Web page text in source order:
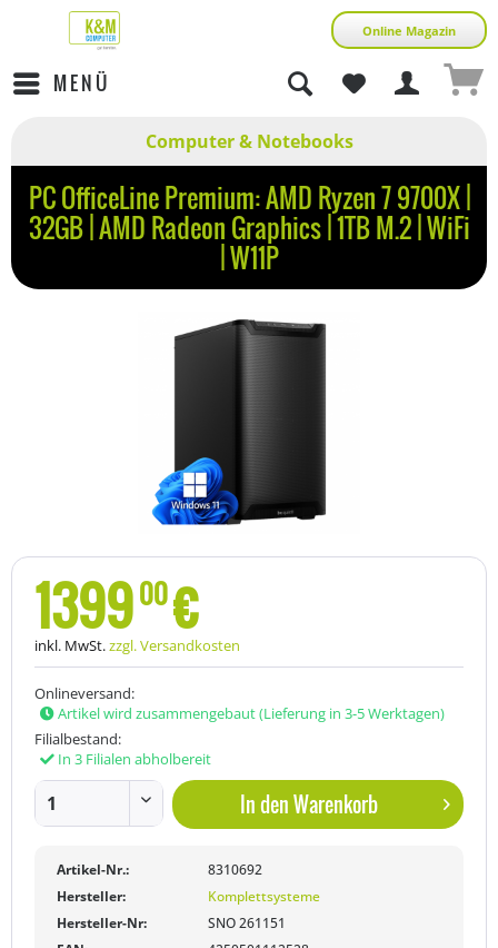
Online Magazin
MENÜ
Computer & Notebooks
PC OfficeLine Premium: AMD Ryzen 7 9700X |
32GB | AMD Radeon Graphics | 1TB M.2 | WiFi
| W11P
139900€
inkl. MwSt.zzgl. Versandkosten
Onlineversand:
Artikel wird zusammengebaut (Lieferung in 3-5 Werktagen)
Filialbestand:
In 3 Filialen abholbereit
In denWarenkorb
Artikel-Nr.:
8310692
Hersteller:
Komplettsysteme
Hersteller-Nr:
SNO 261151